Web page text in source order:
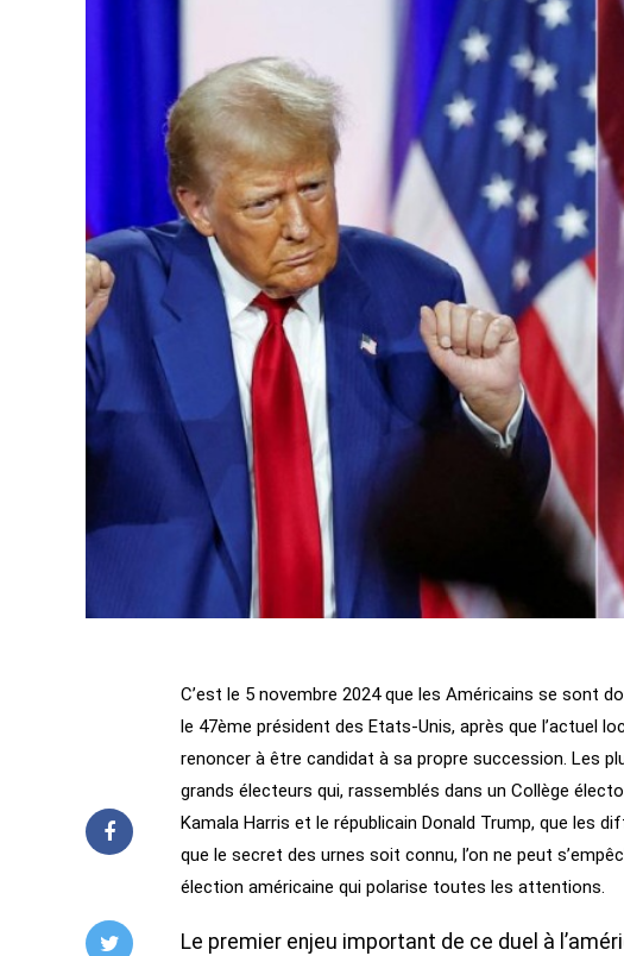
C’est le 5 novembre 2024 que les Américains se sont
le 47ème président des Etats-Unis, après que l’actuel
renoncer à être candidat à sa propre succession. Les
grands électeurs qui, rassemblés dans un Collège
Kamala Harris et le républicain Donald Trump, que les
que le secret des urnes soit connu, l’on ne peut
élection américaine qui polarise toutes les attentions.
Le premier enjeu important de ce duel à